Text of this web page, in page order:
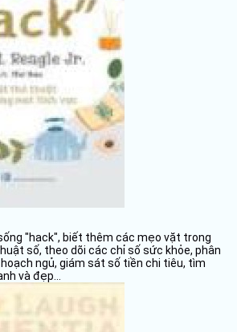
"hack", biết thêm các mẹo vặt trong
số, theo dõi các chỉ số sức khỏe, phân
ngủ, giám sát số tiền chi tiêu, tìm
và đẹp...